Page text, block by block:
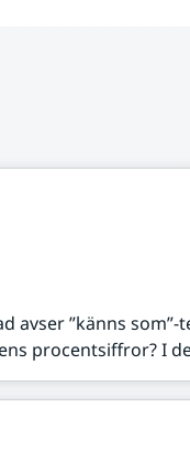
avser ”känns
procentsiffror? I